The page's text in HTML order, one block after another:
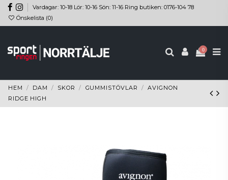
Vardagar: 10-18 Lör: 10-16 Sön: 11-16 Ring butiken: 0176-104 78
Önskelista (0)
0
HEM DAM SKOR GUMMISTÖVLAR
AVIGNON
RIDGE HIGH